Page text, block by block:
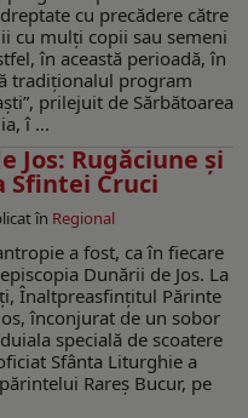
cu precădere către
cu mulţi copii sau semeni
în această perioadă, în
tradiţionalul program
prilejuit de Sărbătoarea
î ...
Jos: Rugăciune şi
Cruci
în Regional
a fost, ca în fiecare
Dunării de Jos. La
Înaltpreasfinţitul Părinte
înconjurat de un sobor
specială de scoatere
Sfânta Liturghie a
Rareş Bucur, pe